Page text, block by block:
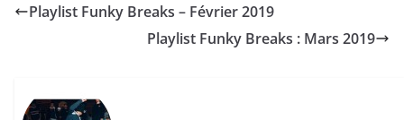
Playlist Funky Breaks – Février 2019
Playlist Funky Breaks : Mars 2019